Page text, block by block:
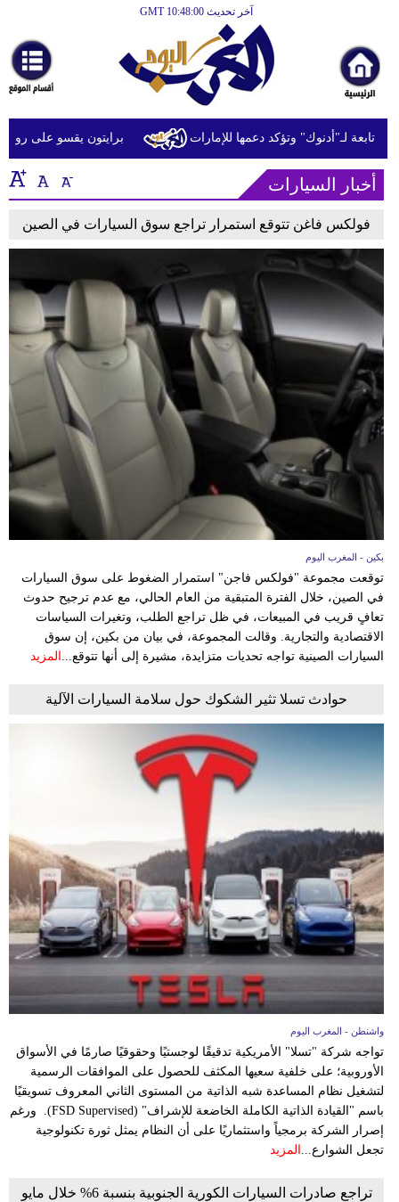
آخر تحديث GMT 10:48:00
أخبارعاجلة
رياضة
ثقافة
إقتصاد
أزياء
صحة
وتغذية
سياحة
وسفر
ديكور
أخبار
إعلام
مرأة
بيئة
مدوَّنات
أبراج
فيديو
سيارات
برايتون يقسو على روما لـ"أدنوك" وتؤكد دعمها للإمارات
أخبار السيارات
فولكس فاغن تتوقع استمرار تراجع سوق السيارات في الصين
بكين - المغرب اليوم
توقعت مجموعة "فولكس فاجن" استمرار الضغوط على سوق السيارات
في الصين، خلال الفترة المتبقية من العام الحالي، مع عدم ترجيح حدوث
تعافٍ قريب في المبيعات، في ظل تراجع الطلب، وتغيرات السياسات
الاقتصادية والتجارية. وقالت المجموعة، في بيان من بكين، إن سوق
السيارات الصينية تواجه تحديات متزايدة، مشيرة إلى أنها تتوقع... المزيد
حوادث تسلا تثير الشكوك حول سلامة السيارات الآلية
واشنطن - المغرب اليوم
تواجه شركة "تسلا" الأمريكية تدقيقًا لوجستيًا وحقوقيًا صارمًا في الأسواق
الأوروبية؛ على خلفية سعيها المكثف للحصول على الموافقات الرسمية
لتشغيل نظام المساعدة شبه الذاتية من المستوى الثاني المعروف تسويقيًا
باسم "القيادة الذاتية الكاملة الخاضعة للإشراف" (FSD Supervised). ورغم
إصرار الشركة برمجياً واستثماريًا على أن النظام يمثل ثورة تكنولوجية
تجعل الشوارع... المزيد
تراجع صادرات السيارات الكورية الجنوبية بنسبة 6% خلال مايو